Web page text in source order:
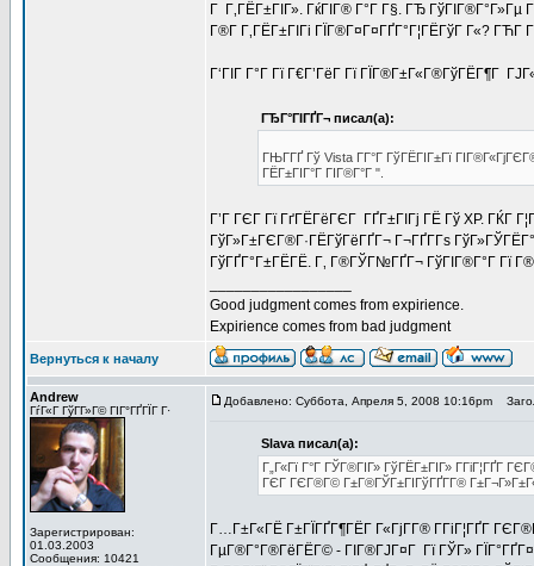
Г Г‚ГЁГ±ГІГ». ГќГІГ® Г°Г Г§. ГЂ
Г®Г­ Г‚ГЁГ±ГІГі ГЇГ®Г¤Г¤ГҐГ°Г¦ГЁГўГ Г«? ГЋГ­
Г‘ГІГ Г°Г Гї Г€Г’ГёГ Гї ГЇГ®Г±Г«Г®ГўГЁГ¶Г
ГЂГ°ГІГҐГ¬ писал(а):
ГЊГ­ГҐ Гў Vista Г­Г°Г ГўГЁГІГ±Гї
ГЁГ±ГІГ°Г ГІГ®Г°Г ".
Г’Г ГЄГ Гї ГґГЁГёГЄГ ГҐГ±ГІГј ГЁ Гў XP. ГЌГ
ГўГ»Г±ГЄГ®Г·ГЁГўГёГҐГ¬ Г¬ГҐГ­Гѕ
ГўГҐГ°Г±ГЁГЁ. Г‚ Г®ГЎГ№ГҐГ¬ ГўГІГ®Г°Г Гї
Good judgment comes from expirience.
Expirience comes from bad judgment
Вернуться к началу
Andrew
ГѓГ«Г ГўГ­Г»Г© ГІГ°ГҐГЇГ Г·
Зарегистрирован:
01.03.2003
Сообщения: 10421
Добавлено: Суббота, Апреля 5, 2008 10:16pm
Slava писал(а):
Г„Г«Гї Г°Г ГЎГ®ГІГ» ГўГЁГ±ГІГ» Г­ГіГ¦ГҐГ­
ГЄГ ГЄГ®Г© Г±Г®ГЎГ±ГІГўГҐГ­Г®
Г…Г±Г«ГЁ Г±ГЇГҐГ¶ГЁГ Г«ГјГ­Г® Г­ГіГ¦ГҐГ­
ГµГ®Г°Г®ГёГЁГ© - ГІГ®ГЈГ¤Г Гї ГЎГ»